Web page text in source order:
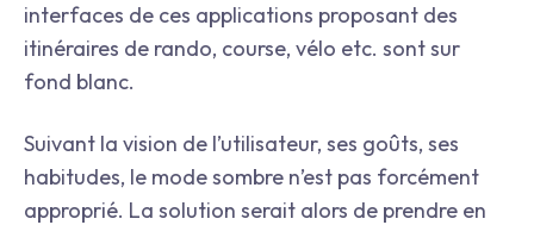
interfaces de ces applications proposant des
itinéraires de rando, course, vélo etc. sont sur
fond blanc.
Suivant la vision de l’utilisateur, ses goûts, ses
habitudes, le mode sombre n’est pas forcément
approprié. La solution serait alors de prendre en